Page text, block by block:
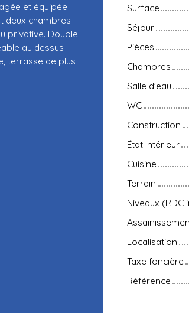
et équipée
deux chambres
privative. Double
au dessus
terrasse de plus
Surface
Séjour
Pièces
Chambres
Salle d'eau
WC
Construction
État intérieur
Cuisine
Terrain
Niveaux (RDC
Localisation
Taxe foncière
Référence